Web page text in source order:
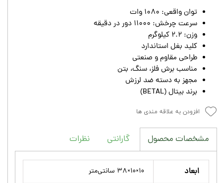
توان واقعی: ۱۰۸۰ وات
سرعت چرخش: ۱۱۰۰۰ دور در دقیقه
وزن: ۲.۲ کیلوگرم
کلید بغل استاندارد
طراحی مقاوم و صنعتی
مناسب برش فلز، سنگ، بتن
مجهز به دسته ضد لرزش
برند بیتال (BETAL)
افزودن به علاقه مندی ها
مشخصات محصول گارانتی نظرات
ابعاد ۱۰×۱۰×۳۸ سانتی‌متر